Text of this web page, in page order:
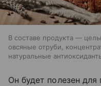
В составе продукта —
овсяные отруби,
натуральные
Он будет полезен